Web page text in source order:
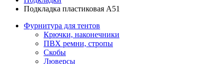
Подкладка пластиковая А51
Фурнитура для тентов
Крючки, наконечники
ПВХ ремни, стропы
Скобы
Люверсы